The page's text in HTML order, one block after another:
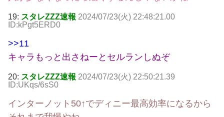
19: スタレZZZ速報 2024/07/23(火) 22:48:21.00
ID:kPgt5ERD0
>>11
キャラもっと出さねーとセルランしぬぞ
20: スタレZZZ速報 2024/07/23(火) 22:50:21.39
ID:UKqs/6sS0
インターノット50↑でディニー最高効率になるから